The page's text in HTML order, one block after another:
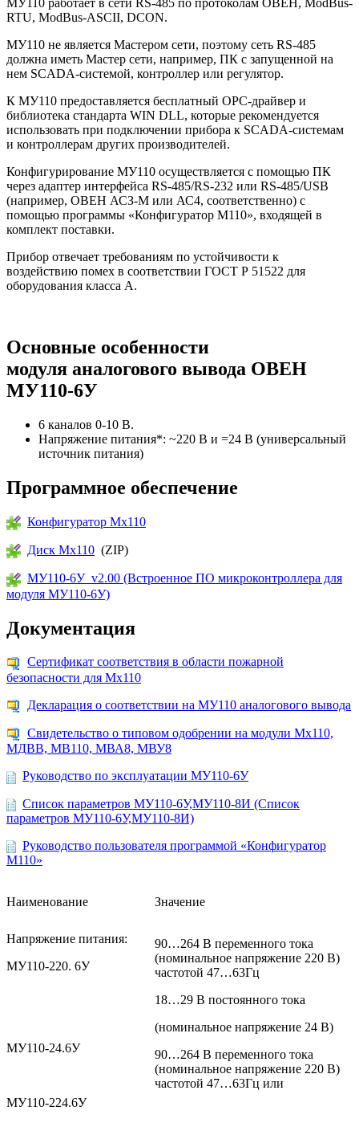
МУ110 работает в сети RS-485 по протоколам ОВЕН, ModBus-
RTU, ModBus-ASCII, DCON.
МУ110 не является Мастером сети, поэтому сеть RS-485
должна иметь Мастер сети, например, ПК с запущенной на
нем SCADA-системой, контроллер или регулятор.
К МУ110 предоставляется бесплатный ОРС-драйвер и
библиотека стандарта WIN DLL, которые рекомендуется
использовать при подключении прибора к SCADA-системам
и контроллерам других производителей.
Конфигурирование МУ110 осуществляется с помощью ПК
через адаптер интерфейса RS-485/RS-232 или RS-485/USB
(например, ОВЕН АСЗ-М или АС4, соответственно) с
помощью программы «Конфигуратор М110», входящей в
комплект поставки.
Прибор отвечает требованиям по устойчивости к
воздействию помех в соответствии ГОСТ Р 51522 для
оборудования класса А.
Основные особенности
модуля аналогового вывода ОВЕН
МУ110-6У
6 каналов 0-10 В.
Напряжение питания*: ~220 В и =24 В (универсальный
источник питания)
Программное обеспечение
Конфигуратор Мх110
Диск Мх110 (ZIP)
МУ110-6У_v2.00 (Встроенное ПО микроконтроллера для
модуля МУ110-6У)
Документация
Сертификат соответствия в области пожарной
безопасности для Мх110
Декларация о соответствии на МУ110 аналогового вывода
Свидетельство о типовом одобрении на модули Мх110,
МДВВ, МВ110, МВА8, МВУ8
Руководство по эксплуатации МУ110-6У
Список параметров МУ110-6У,МУ110-8И (Список
параметров МУ110-6У,МУ110-8И)
Руководство пользователя программой «Конфигуратор
М110»
Наименование Значение
Напряжение питания:
МУ110-220. 6У
МУ110-24.6У
МУ110-224.6У
90…264 В переменного тока
(номинальное напряжение 220 В)
частотой 47…63Гц
18…29 В постоянного тока
(номинальное напряжение 24 В)
90…264 В переменного тока
(номинальное напряжение 220 В)
частотой 47…63Гц или